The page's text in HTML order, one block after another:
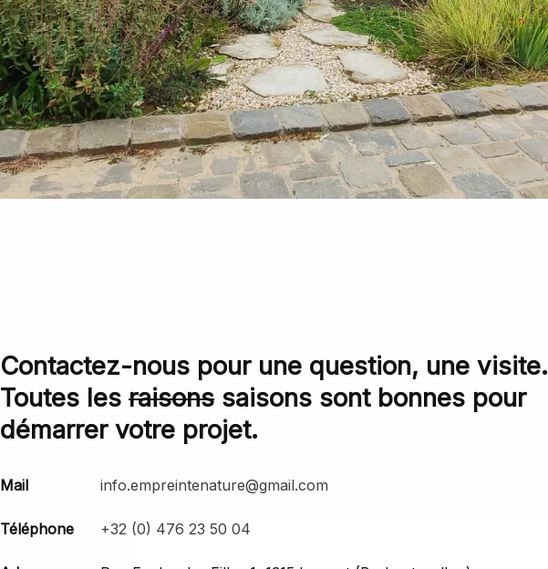
Contactez-nous pour une question, une visite.
Toutes les raisons saisons sont bonnes pour
démarrer votre projet.
Mail info.empreintenature@gmail.com
Téléphone +32 (0) 476 23 50 04